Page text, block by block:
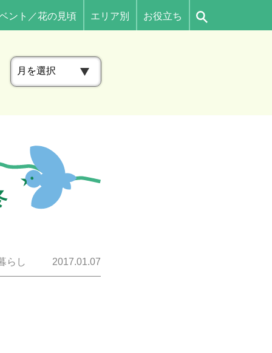
ント／花の見頃 エリア別 お役立ち
ア
ー
ブ
らし 2017.01.07